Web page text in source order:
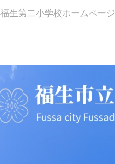
福生第二小学校ホームページ